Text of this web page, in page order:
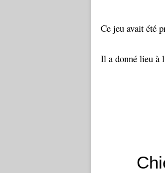
Ce jeu avait été
Il a donné lieu à